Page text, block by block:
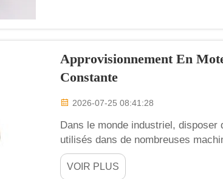
Approvisionnement En
Constante
2026-07-25 08:41:28
Dans le monde industriel,
utilisés dans de nombreuses
permettent aux machines de se
veillons à ce que vous trouviez
VOIR PLUS